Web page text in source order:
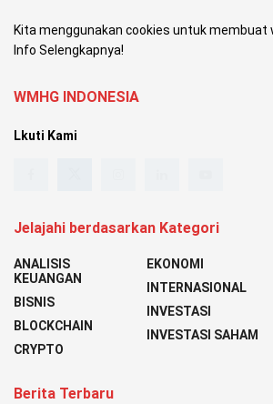
Kita menggunakan cookies untuk membuat
Info Selengkapnya!
WMHG INDONESIA
Lkuti Kami
Jelajahi berdasarkan Kategori
ANALISIS
KEUANGAN
BISNIS
BLOCKCHAIN
CRYPTO
EKONOMI
INTERNASIONAL
INVESTASI
INVESTASI SAHAM
Berita Terbaru